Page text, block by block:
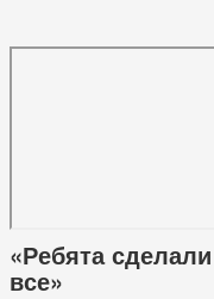
«Ребята
все»